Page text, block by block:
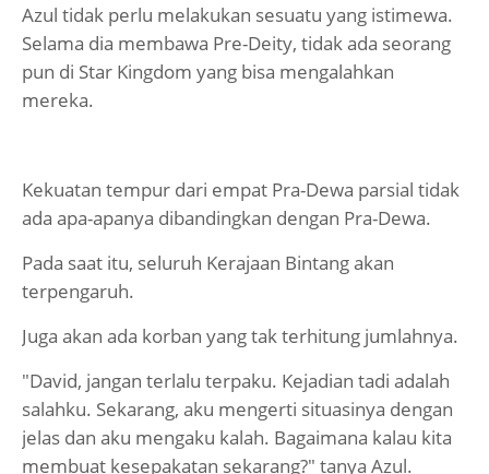
Azul tidak perlu melakukan sesuatu yang istimewa.
Selama dia membawa Pre-Deity, tidak ada seorang
pun di Star Kingdom yang bisa mengalahkan
mereka.
Kekuatan tempur dari empat Pra-Dewa parsial tidak
ada apa-apanya dibandingkan dengan Pra-Dewa.
Pada saat itu, seluruh Kerajaan Bintang akan
terpengaruh.
Juga akan ada korban yang tak terhitung jumlahnya.
"David, jangan terlalu terpaku. Kejadian tadi adalah
salahku. Sekarang, aku mengerti situasinya dengan
jelas dan aku mengaku kalah. Bagaimana kalau kita
membuat kesepakatan sekarang?" tanya Azul.